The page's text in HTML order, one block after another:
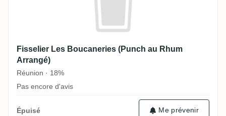
Fisselier Les Boucaneries (Punch au Rhum
Arrangé)
Réunion · 18%
Pas encore d'avis
Épuisé Me prévenir